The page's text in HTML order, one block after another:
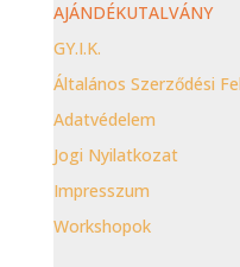
AJÁNDÉKUTALVÁNY
GY.I.K.
Általános Szerződési
Adatvédelem
Jogi Nyilatkozat
Impresszum
Workshopok